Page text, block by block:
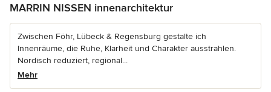
MARRIN NISSEN innenarchitektur
Zwischen Föhr, Lübeck & Regensburg gestalte ich
Innenräume, die Ruhe, Klarheit und Charakter ausstrahlen.
Nordisch reduziert, regional...
Mehr